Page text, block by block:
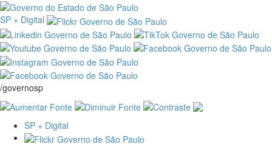
SP + Digital
/governosp
SP + Digital